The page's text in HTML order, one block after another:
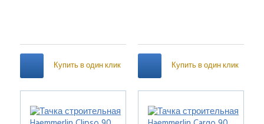
Купить в один клик Купить в один клик